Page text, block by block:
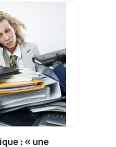
: « une